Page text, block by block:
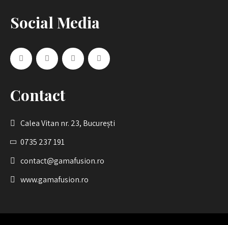
Social Media
Contact
Calea Vitan nr. 23, București
0735 237 191
contact@gamafusion.ro
www.gamafusion.ro